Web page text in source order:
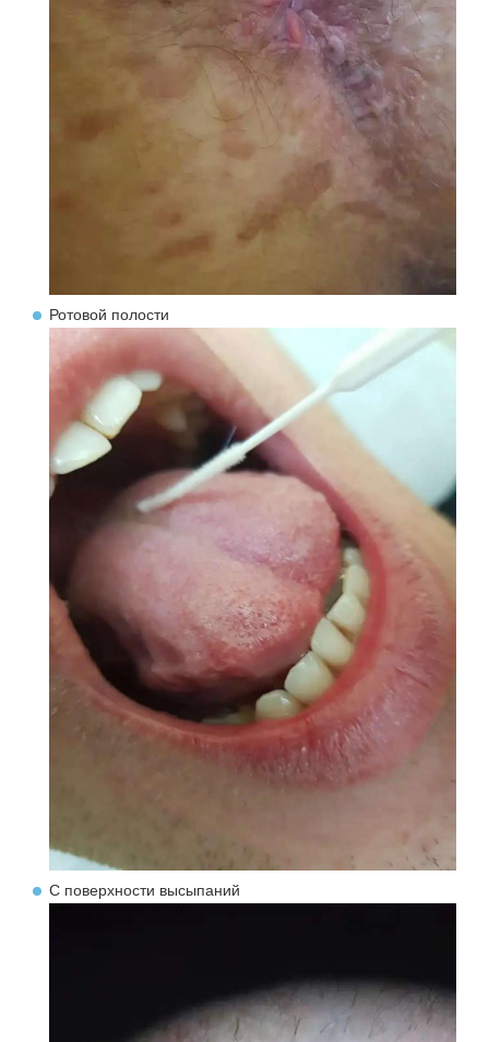
Ротовой полости
С поверхности высыпаний